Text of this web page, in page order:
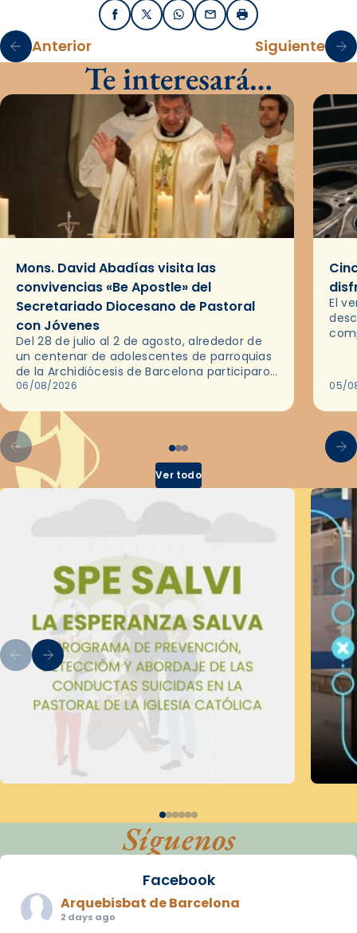
FacebookX / TwitterWhatsApp
EmailImprimir
Anterior Siguiente
Te interesará…
Mons. David Abadías visita las
convivencias «Be Apostle» del
Secretariado Diocesano de Pastoral
con Jóvenes
Del 28 de julio al 2 de agosto, alrededor de
un centenar de adolescentes de parroquias
de la Archidiócesis de Barcelona participaron
en las convivencias Be Apostle, organizadas
06/08/2026
El
05/
Ver todo
Síguenos
Facebook
Arquebisbat de Barcelona
2 days ago